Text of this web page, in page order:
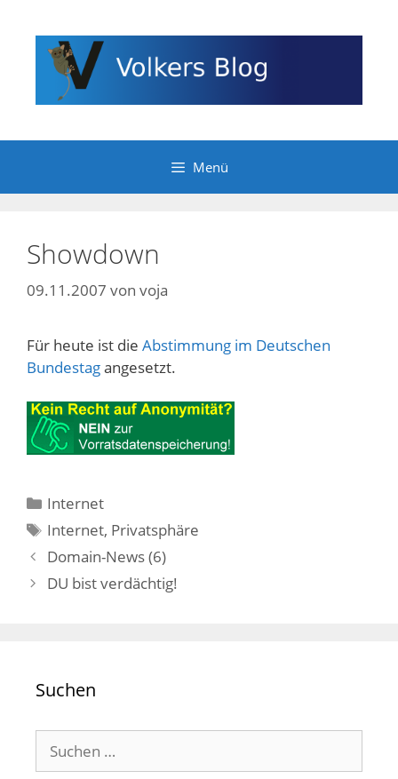
Inhalt
springen
Menü
Showdown
09.11.2007 von voja
Für heute ist die Abstimmung im Deutschen
Bundestagangesetzt.
Kategorien
Internet
Schlagwörter
Internet, Privatsphäre
Domain-News (6)
DU bist verdächtig!
Suchen
nach: